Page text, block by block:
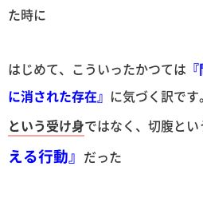
た時に
はじめて、こういったかつては
に消された存在』 に気づく訳です
という受け身ではなく、切腹と
える行動』 だった